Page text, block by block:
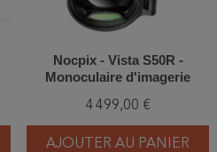
Nocpix - Vista S50R -
Monoculaire d'imagerie
4 499,00 €
AJOUTER AU PANIER